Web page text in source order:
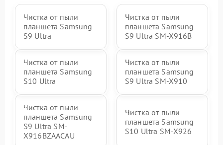
Чистка от пыли
планшета Samsung
S9 Ultra
Чистка от пыли
планшета Samsung
S9 Ultra SM-X916B
Чистка от пыли
планшета Samsung
S10 Ultra
Чистка от пыли
планшета Samsung
S9 Ultra SM-X910
Чистка от пыли
планшета Samsung
S9 Ultra SM-
X916BZAACAU
Чистка от пыли
планшета Samsung
S10 Ultra SM-X926